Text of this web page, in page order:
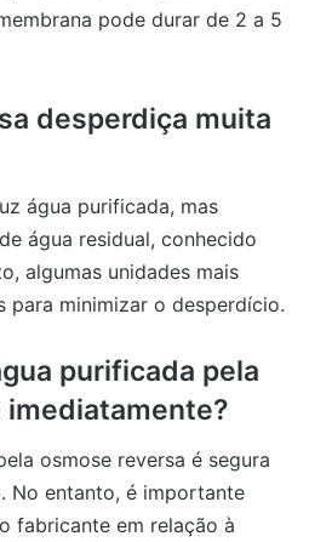
pode durar de 2 a 5
desperdiça muita
água purificada, mas
água residual, conhecido
algumas unidades mais
para minimizar o desperdício.
purificada pela
osmose reversa é segura
No entanto, é importante
fabricante em relação à